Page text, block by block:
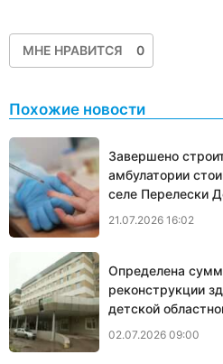
МНЕ НРАВИТСЯ 0
Похожие новости
Завершено
амбулатории
селе Перелески
21.07.2026 16:02
Определена
реконструкции
детской
02.07.2026 09:00